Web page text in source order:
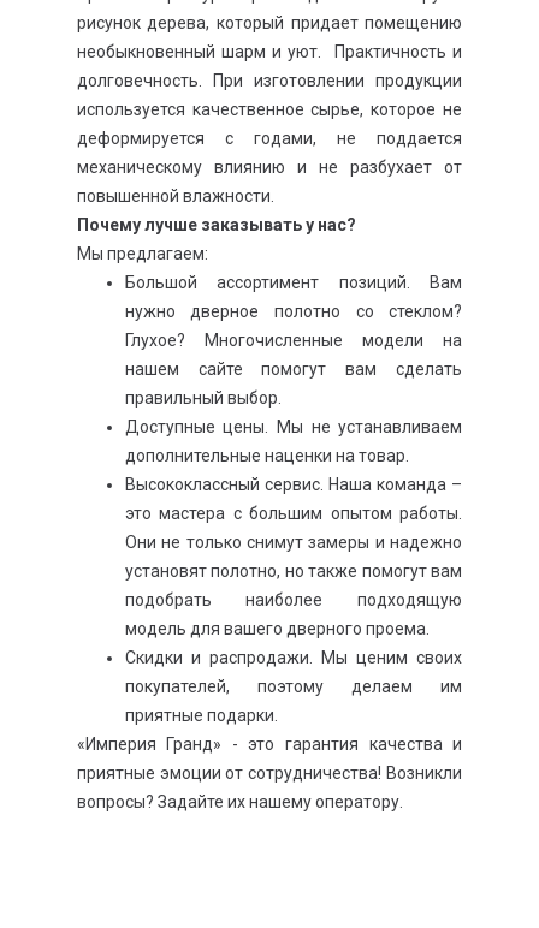
рисунок дерева, который придает помещению
необыкновенный шарм и уют. Практичность и
долговечность. При изготовлении продукции
используется качественное сырье, которое не
деформируется с годами, не поддается
механическому влиянию и не разбухает от
повышенной влажности.
Почему лучше заказывать у нас?
Мы предлагаем:
Большой ассортимент позиций. Вам
нужно дверное полотно со стеклом?
Глухое? Многочисленные модели на
нашем сайте помогут вам сделать
правильный выбор.
Доступные цены. Мы не устанавливаем
дополнительные наценки на товар.
Высококлассный сервис. Наша команда –
это мастера с большим опытом работы.
Они не только снимут замеры и надежно
установят полотно, но также помогут вам
подобрать наиболее подходящую
модель для вашего дверного проема.
Скидки и распродажи. Мы ценим своих
покупателей, поэтому делаем им
приятные подарки.
«Империя Гранд» - это гарантия качества и
приятные эмоции от сотрудничества! Возникли
вопросы? Задайте их нашему оператору.